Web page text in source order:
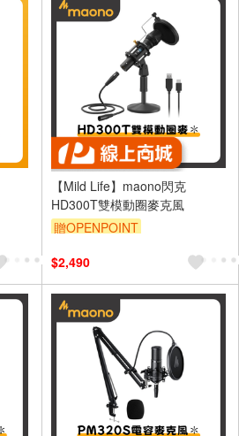
【Mild Life】maono閃克
HD300T雙模動圈麥克風
贈OPENPOINT
$2,490